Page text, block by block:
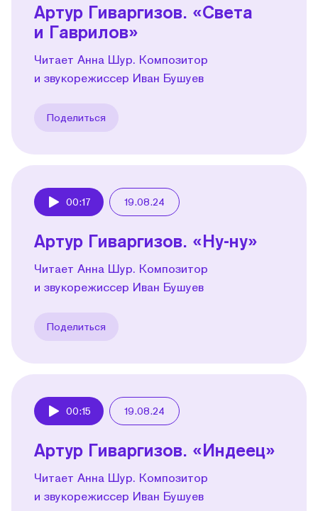
Артур Гиваргизов. «Света
и Гаврилов»
Читает Анна Шур. Композитор
и звукорежиссер Иван Бушуев
Поделиться
00:17 19.08.24
Артур Гиваргизов. «Ну-ну»
Читает Анна Шур. Композитор
и звукорежиссер Иван Бушуев
Поделиться
00:15 19.08.24
Артур Гиваргизов. «Индеец»
Читает Анна Шур. Композитор
и звукорежиссер Иван Бушуев